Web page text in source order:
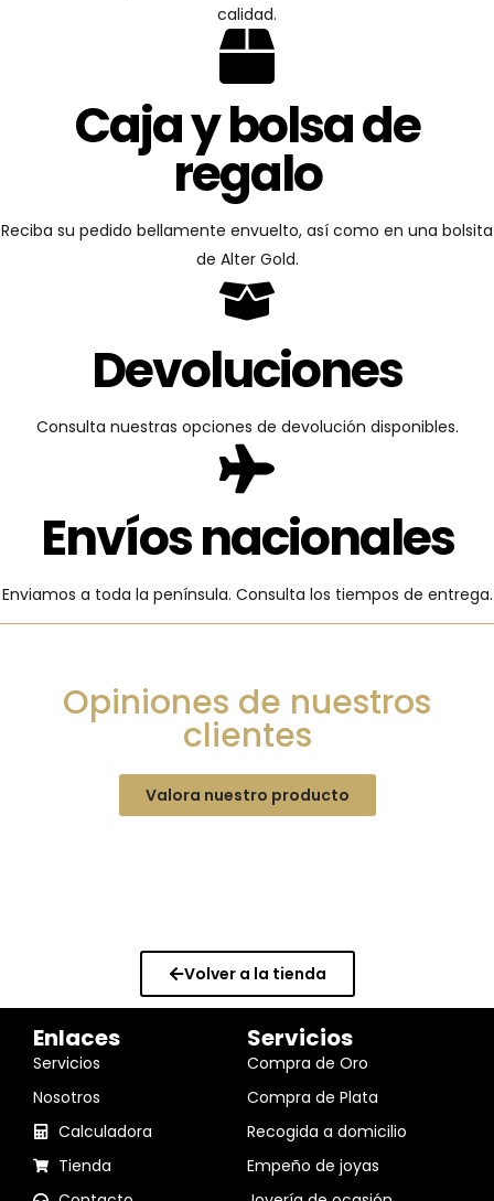
calidad.
Caja y bolsa de
regalo
Reciba su pedido bellamente envuelto, así como en una bolsita
de Alter Gold.
Devoluciones
Consulta nuestras opciones de devolución disponibles.
Envíos nacionales
Enviamos a toda la península. Consulta los tiempos de entrega.
Opiniones de nuestros
clientes
Valora nuestro producto
Volver a la tienda
Enlaces
Servicios
Nosotros
Calculadora
Tienda
Servicios
Compra de Oro
Compra de Plata
Recogida a domicilio
Empeño de joyas